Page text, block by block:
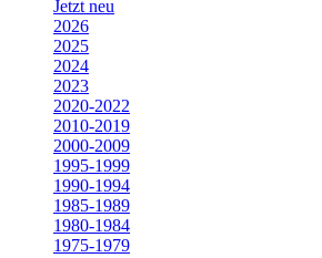
Jetzt neu
2026
2025
2024
2023
2020-2022
2010-2019
2000-2009
1995-1999
1990-1994
1985-1989
1980-1984
1975-1979